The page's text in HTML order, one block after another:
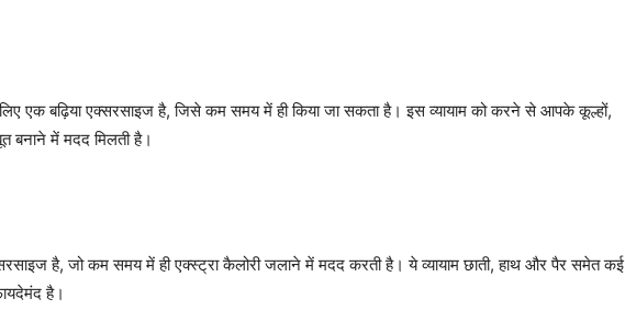
एक बढ़िया एक्सरसाइज है, जिसे कम समय में ही किया जा सकता है। इस व्यायाम को करने से आपके कूल्हों,
बनाने में मदद मिलती है।
है, जो कम समय में ही एक्स्ट्रा कैलोरी जलाने में मदद करती है। ये व्यायाम छाती, हाथ और पैर समेत कई
है।